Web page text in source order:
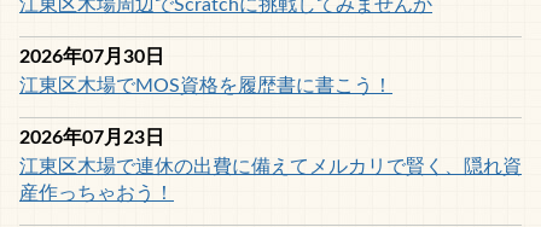
江東区木場周辺でScratchに挑戦してみませんか
2026年07月30日
江東区木場でMOS資格を履歴書に書こう！
2026年07月23日
江東区木場で連休の出費に備えてメルカリで賢く、隠れ資
産作っちゃおう！